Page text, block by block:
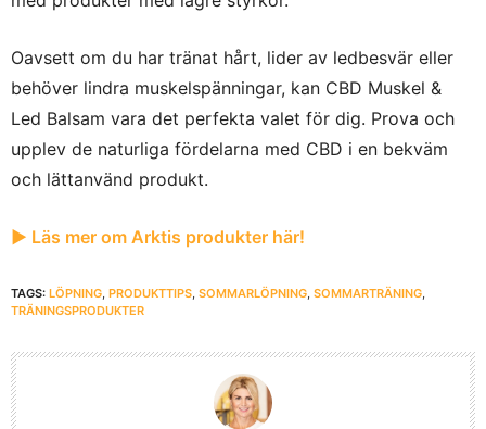
Oavsett om du har tränat hårt, lider av ledbesvär eller
behöver lindra muskelspänningar, kan CBD Muskel &
Led Balsam vara det perfekta valet för dig. Prova och
upplev de naturliga fördelarna med CBD i en bekväm
och lättanvänd produkt.
► Läs mer om Arktis produkter här!
TAGS: LÖPNING PRODUKTTIPS SOMMARLÖPNING SOMMARTRÄNING
TRÄNINGSPRODUKTER